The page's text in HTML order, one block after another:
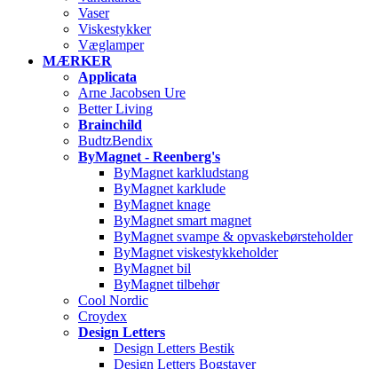
Vaser
Viskestykker
Væglamper
MÆRKER
Applicata
Arne Jacobsen Ure
Better Living
Brainchild
BudtzBendix
ByMagnet - Reenberg's
ByMagnet karkludstang
ByMagnet karklude
ByMagnet knage
ByMagnet smart magnet
ByMagnet svampe & opvaskebørsteholder
ByMagnet viskestykkeholder
ByMagnet bil
ByMagnet tilbehør
Cool Nordic
Croydex
Design Letters
Design Letters Bestik
Design Letters Bogstaver